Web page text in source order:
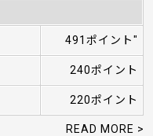
491ポイント"
240ポイント
220ポイント
READ MORE >